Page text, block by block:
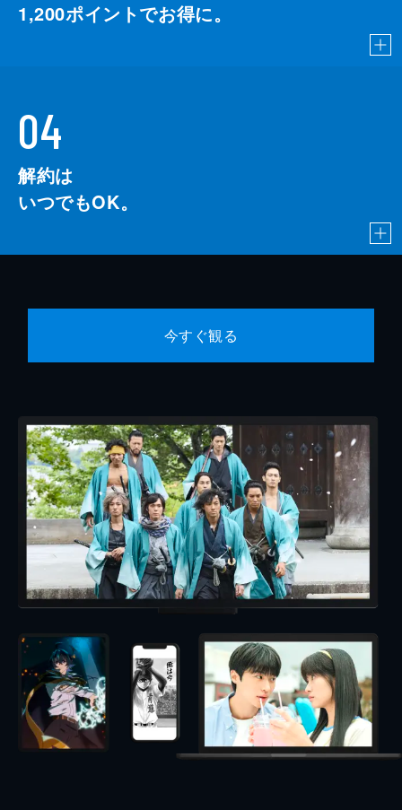
1,200ポイントでお得に。
04
解約は
いつでもOK。
今すぐ観る